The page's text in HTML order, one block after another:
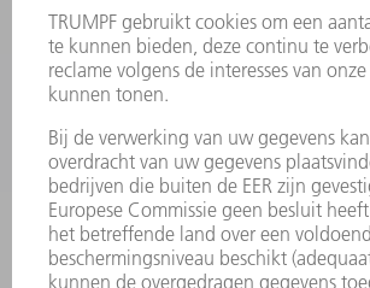
VEILIGHEIDSGEGEVENSBLADEN
PRODUCTEN
MACHINES & SYSTEMEN
LASER
ELEKTROGEREEDSCHAP
SMART FACTORY
SOFTWARE
SERVICES
TOEPASSINGEN
SECTOREN
ONDERNEMING